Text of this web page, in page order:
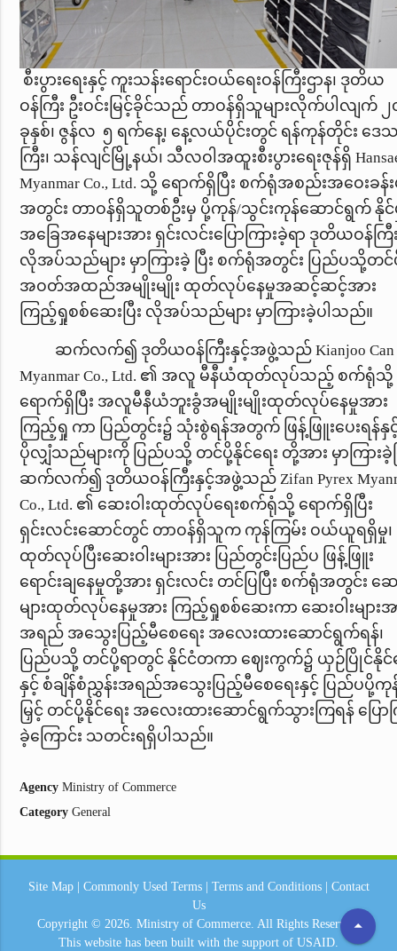
စီးပွားရေးနှင့် ကူးသန်းရောင်းဝယ်ရေးဝန်ကြီးဌာန၊ ဒုတိယ
ဝန်ကြီး ဦးဝင်းမြင့်ခိုင်သည် တာဝန်ရှိသူများလိုက်ပါလျက် ၂
ခုနှစ်၊ ဇွန်လ ၅ ရက်နေ့၊ နေ့လယ်ပိုင်းတွင် ရန်ကုန်တိုင်း ဒေ
ကြီး၊ သန်လျင်မြို့နယ်၊ သီလဝါအထူးစီးပွားရေးဇုန်ရှိ
Myanmar Co., Ltd. သို့ ရောက်ရှိပြီး စက်ရုံအစည်းအဝေးခန်
အတွင်း တာဝန်ရှိသူတစ်ဦးမှ ပို့ကုန်/သွင်းကုန်ဆောင်ရွက် နိုင်
အခြေအနေများအား ရှင်းလင်းပြောကြားခဲ့ရာ ဒုတိယဝန်ကြီ
လိုအပ်သည်များ မှာကြားခဲ့ ပြီး စက်ရုံအတွင်း ပြည်ပသို့တင်
အဝတ်အထည်အမျိုးမျိုး ထုတ်လုပ်နေမှုအဆင့်ဆင့်အား
ကြည့်ရှုစစ်ဆေးပြီး လိုအပ်သည်များ မှာကြားခဲ့ပါသည်။
ဆက်လက်၍ ဒုတိယဝန်ကြီးနှင့်အဖွဲ့သည် Kianjoo Can
Myanmar Co., Ltd. ၏ အလူ မီနီယံထုတ်လုပ်သည့် စက်ရုံသို့
ရောက်ရှိပြီး အလူမီနီယံဘူးခွံအမျိုးမျိုးထုတ်လုပ်နေမှုအား
ကြည့်ရှု ကာ ပြည်တွင်း၌ သုံးစွဲရန်အတွက် ဖြန့်ဖြူးပေးရန်နှ
ပိုလျှံသည်များကို ပြည်ပသို့ တင်ပို့နိုင်ရေး တို့အား မှာကြားခဲ့ပ
ဆက်လက်၍ ဒုတိယဝန်ကြီးနှင့်အဖွဲ့သည် Zifan Pyrex
Co., Ltd. ၏ ဆေးဝါးထုတ်လုပ်ရေးစက်ရုံသို့ ရောက်ရှိပြီး
ရှင်းလင်းဆောင်တွင် တာဝန်ရှိသူက ကုန်ကြမ်း ဝယ်ယူရရှိမှု၊
ထုတ်လုပ်ပြီးဆေးဝါးများအား ပြည်တွင်းပြည်ပ ဖြန့်ဖြူး
ရောင်းချနေမှုတို့အား ရှင်းလင်း တင်ပြပြီး စက်ရုံအတွင်း ဆေ
များထုတ်လုပ်နေမှုအား ကြည့်ရှုစစ်ဆေးကာ ဆေးဝါးများအ
အရည် အသွေးပြည့်မီစေရေး အလေးထားဆောင်ရွက်ရန်၊
ပြည်ပသို့ တင်ပို့ရာတွင် နိုင်ငံတကာ ဈေးကွက်၌ ယှဉ်ပြိုင်နိုင်
နှင့် စံချိန်စံညွှန်းအရည်အသွေးပြည့်မီစေရေးနှင့် ပြည်ပပို့ကု
မြှင့် တင်ပို့နိုင်ရေး အလေးထားဆောင်ရွက်သွားကြရန် ပြောက
ခဲ့ကြောင်း သတင်းရရှိပါသည်။
Agency Ministry of Commerce
Category General
arrow_drop_up
Site Map| Commonly Used Terms| Terms and Conditions| Contact
Us
Copyright © 2026. Ministry of Commerce. All Rights Reserved.
This website has been built with the support of USAID.